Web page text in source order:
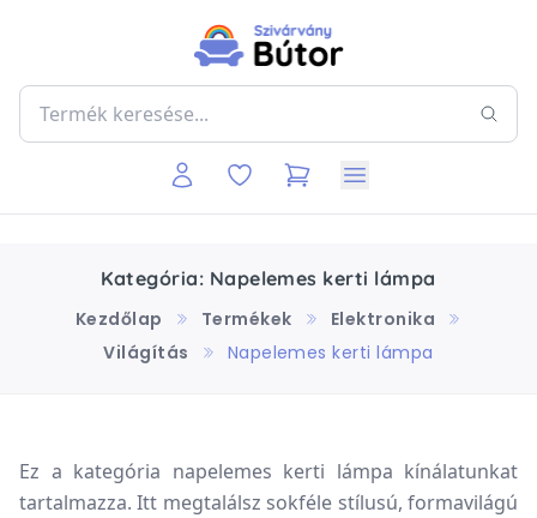
Kategória: Napelemes kerti lámpa
Kezdőlap
Termékek
Elektronika
Világítás
Napelemes kerti lámpa
Ez a kategória napelemes kerti lámpa kínálatunkat
tartalmazza. Itt megtalálsz sokféle stílusú, formavilágú